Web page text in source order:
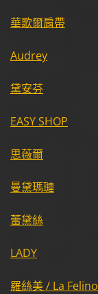
華歌爾肩帶
Audrey
黛安芬
EASY SHOP
思薇爾
曼黛瑪璉
蕾黛絲
LADY
羅絲美 / La Felino